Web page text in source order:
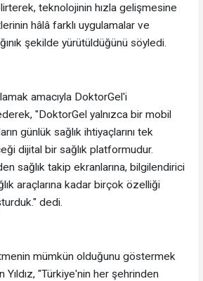
teknolojinin hızla gelişmesine
hâlâ farklı uygulamalar ve
şekilde yürütüldüğünü söyledi.
amacıyla DoktorGel'i
"DoktorGel yalnızca bir mobil
günlük sağlık ihtiyaçlarını tek
dijital bir sağlık platformudur.
sağlık takip ekranlarına, bilgilendirici
araçlarına kadar birçok özelliği
dedi.
mümkün olduğunu göstermek
"Türkiye'nin her şehrinden